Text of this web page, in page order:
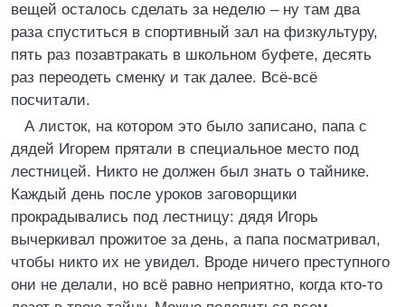
вещей осталось сделать за неделю – ну там два
раза спуститься в спортивный зал на физкультуру,
пять раз позавтракать в школьном буфете, десять
раз переодеть сменку и так далее. Всё-всё
посчитали.
А листок, на котором это было записано, папа с
дядей Игорем прятали в специальное место под
лестницей. Никто не должен был знать о тайнике.
Каждый день после уроков заговорщики
прокрадывались под лестницу: дядя Игорь
вычеркивал прожитое за день, а папа посматривал,
чтобы никто их не увидел. Вроде ничего преступного
они не делали, но всё равно неприятно, когда кто-то